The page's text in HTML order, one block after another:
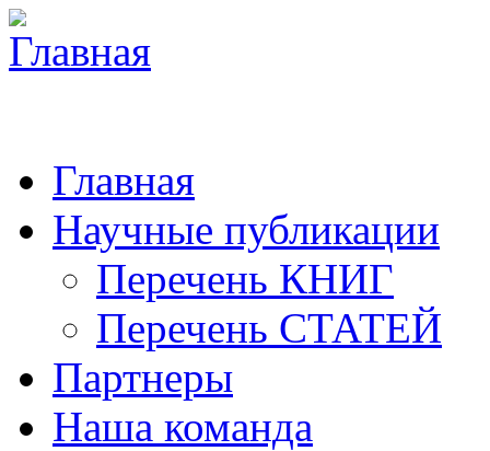
Главная
Научные публикации
Перечень КНИГ
Перечень СТАТЕЙ
Партнеры
Наша команда